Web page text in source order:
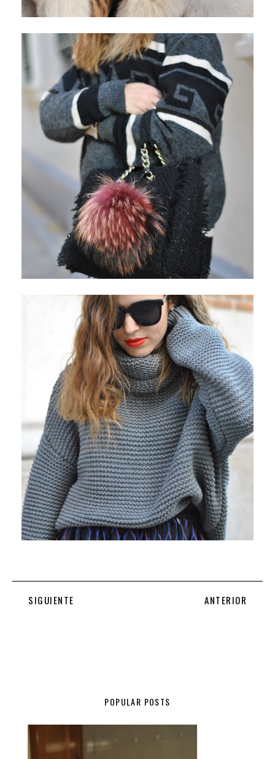
SIGUIENTE ANTERIOR
POPULAR POSTS